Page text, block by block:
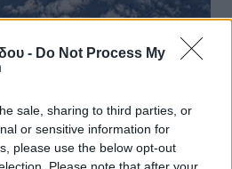
- Do Not Process My
sale, sharing to third parties, or
or sensitive information for
please use the below opt-out
Please note that after your
900 παραβιάσεις
ρητορική σε βάρος της
Ερντογάν, που βλέπει πως
πάει όπως θα